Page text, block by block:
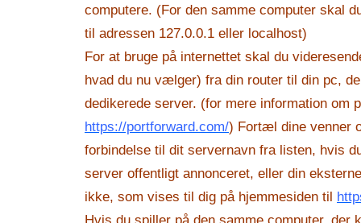
computere. (For den samme computer skal
til adressen 127.0.0.1 eller localhost)
For at bruge på internettet skal du
hvad du nu vælger) fra din router til din pc,
dedikerede server. (for mere information om
https://portforward.com/) Fortæl dine venner
forbindelse til dit servernavn fra listen, hvis
server offentligt annonceret, eller din
ikke, som vises til dig på hjemmesiden til
Hvis du spiller på den samme computer, der